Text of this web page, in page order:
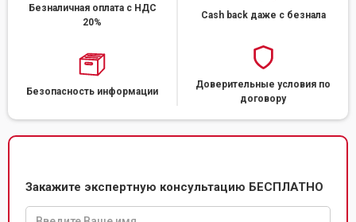
Безналичная оплата с НДС
20%
Cash back даже с безнала
Безопасность информации
Доверительные условия по
договору
Закажите экспертную консультацию БЕСПЛАТНО